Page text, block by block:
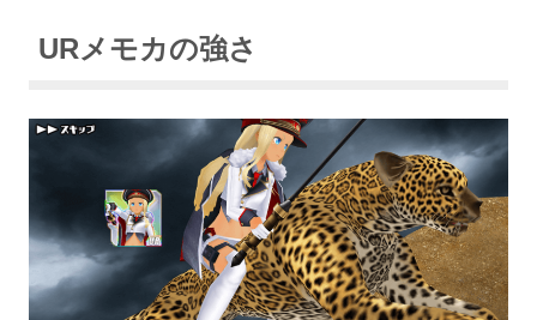
URメモカの強さ